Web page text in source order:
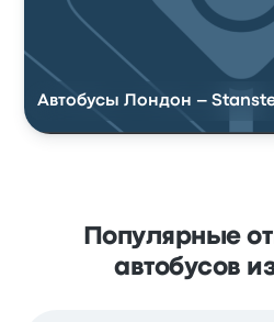
Автобусы Лондон –
Популярные
автобусов